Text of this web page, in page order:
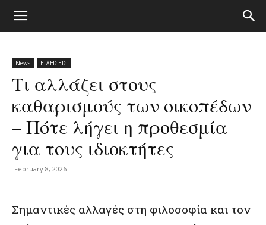
News ΕΙΔΗΣΕΙΣ
Τι αλλάζει στους
καθαρισμούς των οικοπέδων
– Πότε λήγει η προθεσμία
για τους ιδιοκτήτες
February 8, 2026
Σημαντικές αλλαγές στη φιλοσοφία και τον